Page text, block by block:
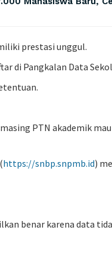
prestasi unggul.
di Pangkalan Data
PTN akademik
https://snbp.snpmb.id)
benar karena data